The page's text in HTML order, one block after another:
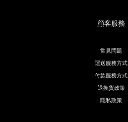
顧客服務
常見問題
運送服務方式
付款服務方式
退換貨政策
隱私政策